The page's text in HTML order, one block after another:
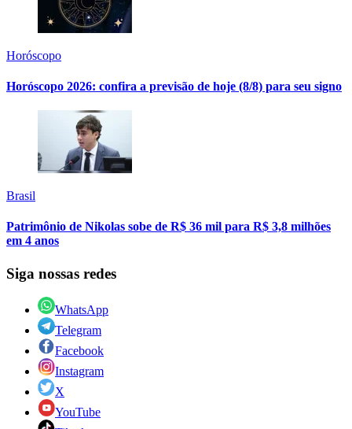
Horóscopo
Horóscopo 2026: confira a previsão de hoje (8/8) para seu signo
Brasil
Patrimônio de Nikolas sobe de R$ 36 mil para R$ 3,8 milhões
em 4 anos
Siga nossas redes
WhatsApp
Telegram
Facebook
Instagram
X
YouTube